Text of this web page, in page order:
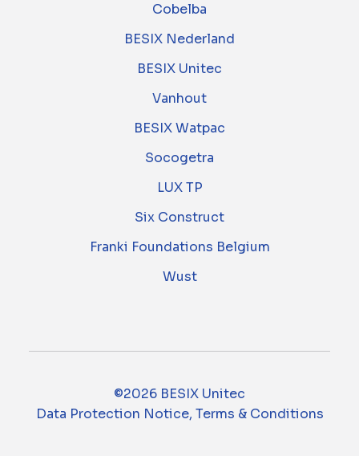
Cobelba
BESIX Nederland
BESIX Unitec
Vanhout
BESIX Watpac
Socogetra
LUX TP
Six Construct
Franki Foundations Belgium
Wust
©2026 BESIX Unitec
Data Protection Notice, Terms & Conditions